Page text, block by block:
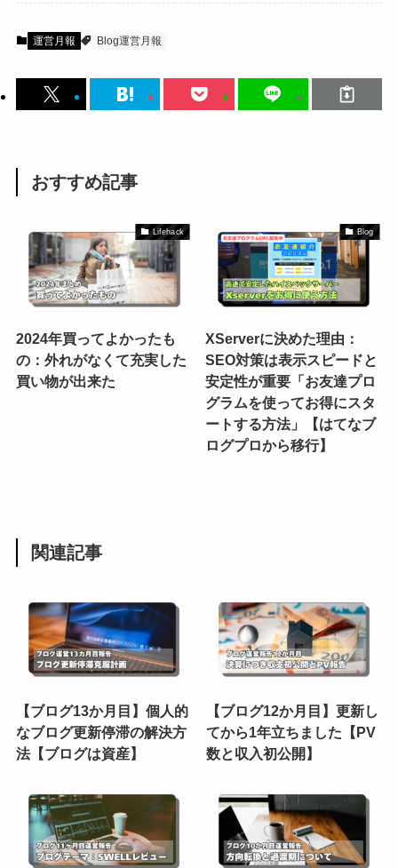
運営月報 Blog運営月報
おすすめ記事
Lifehack
2024年買ってよかったも
の：外れがなくて充実した
買い物が出来た
Blog
XServerに決めた理由：
SEO対策は表示スピードと
安定性が重要「お友達プロ
グラムを使ってお得にスタ
ートする方法」【はてなブ
ログプロから移行】
関連記事
【ブログ13か月目】個人的
なブログ更新停滞の解決方
法【ブログは資産】
【ブログ12か月目】更新し
てから1年立ちました【PV
数と収入初公開】